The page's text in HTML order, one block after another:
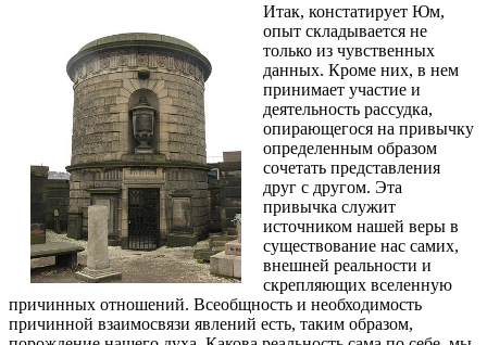
Итак, констатирует Юм,
опыт складывается не
только из чувственных
данных. Кроме них, в нем
принимает участие и
деятельность рассудка,
опирающегося на привычку
определенным образом
сочетать представления
друг с другом. Эта
привычка служит
источником нашей веры в
существование нас самих,
внешней реальности и
скрепляющих вселенную
причинных отношений. Всеобщность и необходимость
причинной взаимосвязи явлений есть, таким образом,